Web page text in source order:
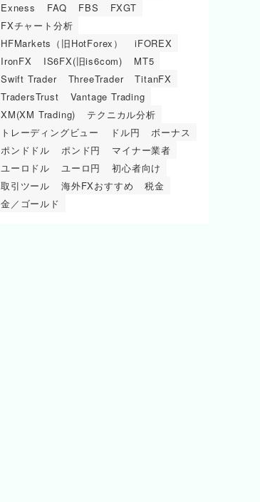
Exness
FAQ FBS
FXGT
FXチャート分析
HFMarkets（旧HotForex）
iFOREX
IronFX
IS6FX(旧is6com)
MT5
Swift Trader
ThreeTrader
TitanFX
TradersTrust
Vantage Trading
XM(XM Trading)
テクニカル分析
トレーディングビュー
ドル円
ボーナス
ポンドドル
ポンド円
マイナー業者
ユーロドル
ユーロ円
初心者向け
取引ツール
海外FXおすすめ
税金
金／ゴールド